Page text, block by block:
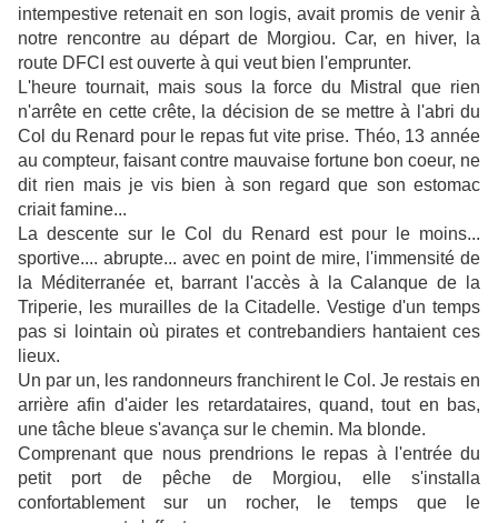
intempestive retenait en son logis, avait promis de venir à
notre rencontre au départ de Morgiou. Car, en hiver, la
route DFCI est ouverte à qui veut bien l'emprunter.
L'heure tournait, mais sous la force du Mistral que rien
n'arrête en cette crête, la décision de se mettre à l'abri du
Col du Renard pour le repas fut vite prise. Théo, 13 année
au compteur, faisant contre mauvaise fortune bon coeur, ne
dit rien mais je vis bien à son regard que son estomac
criait famine...
La descente sur le Col du Renard est pour le moins...
sportive.... abrupte... avec en point de mire, l'immensité de
la Méditerranée et, barrant l'accès à la Calanque de la
Triperie, les murailles de la Citadelle. Vestige d'un temps
pas si lointain où pirates et contrebandiers hantaient ces
lieux.
Un par un, les randonneurs franchirent le Col. Je restais en
arrière afin d'aider les retardataires, quand, tout en bas,
une tâche bleue s'avança sur le chemin. Ma blonde.
Comprenant que nous prendrions le repas à l'entrée du
petit port de pêche de Morgiou, elle s'installa
confortablement sur un rocher, le temps que le